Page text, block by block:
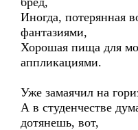
Иногда, потерянная
фантазиями,
Хорошая пища для
аппликациями.
Уже замаячил на
А в студенчестве
дотянешь, вот,